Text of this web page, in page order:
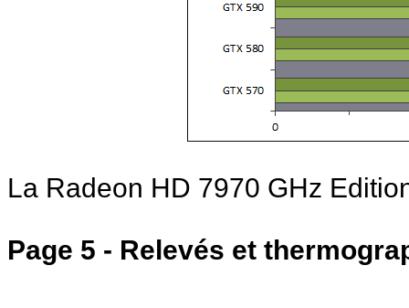
La Radeon HD 7970 GHz
Page 5 - Relevés et